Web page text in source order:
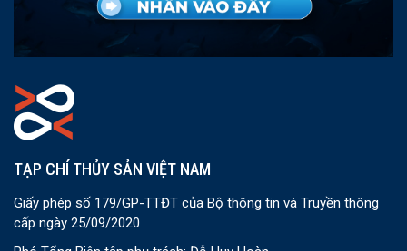
TẠP CHÍ THỦY SẢN VIỆT NAM
Giấy phép số 179/GP-TTĐT của Bộ thông tin và Truyền thông
cấp ngày 25/09/2020